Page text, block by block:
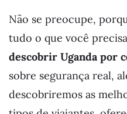
Não se preocupe,
tudo o que você
descobrir Uganda por
sobre segurança real,
descobriremos as